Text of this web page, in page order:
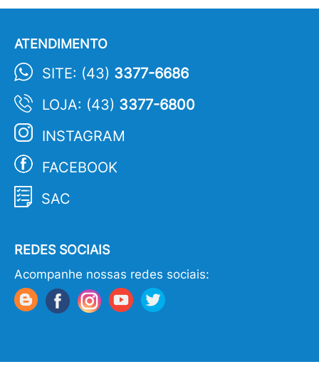
ATENDIMENTO
SITE: (43) 3377-6686
LOJA: (43) 3377-6800
INSTAGRAM
FACEBOOK
SAC
REDES SOCIAIS
Acompanhe nossas redes sociais: